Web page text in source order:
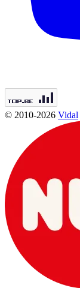
© 2010-2026 Vidal